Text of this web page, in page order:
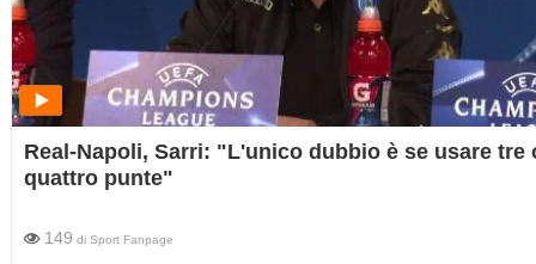
Real-Napoli, Sarri: "L'unico dubbio è se usare tre
quattro punte"
149 di Sport Fanpage